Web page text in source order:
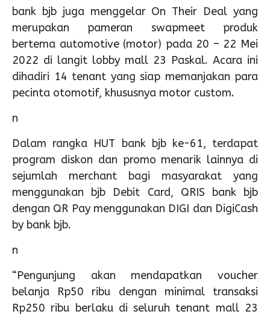
bank bjb juga menggelar On Their Deal yang
merupakan pameran swapmeet produk
bertema automotive (motor) pada 20 – 22 Mei
2022 di langit lobby mall 23 Paskal. Acara ini
dihadiri 14 tenant yang siap memanjakan para
pecinta otomotif, khususnya motor custom.
n
Dalam rangka HUT bank bjb ke-61, terdapat
program diskon dan promo menarik lainnya di
sejumlah merchant bagi masyarakat yang
menggunakan bjb Debit Card, QRIS bank bjb
dengan QR Pay menggunakan DIGI dan DigiCash
by bank bjb.
n
“Pengunjung akan mendapatkan voucher
belanja Rp50 ribu dengan minimal transaksi
Rp250 ribu berlaku di seluruh tenant mall 23